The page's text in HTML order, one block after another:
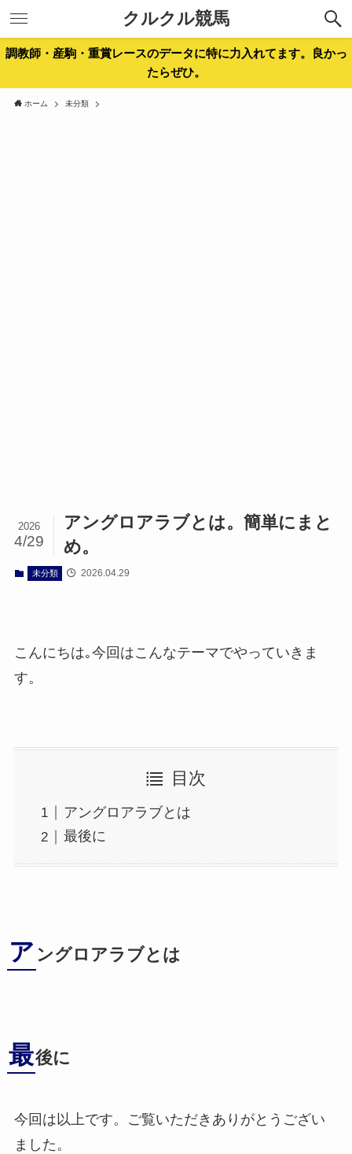
クルクル競馬
調教師・産駒・重賞レースのデータに特に力入れてます。良かっ
たらぜひ。
ホーム 未分類
アングロアラブとは。簡単にまと
め。
2026
4/29
未分類 2026.04.29
こんにちは｡今回はこんなテーマでやっていきま
す。
目次
アングロアラブとは
最後に
ア ングロアラブとは
最後に
今回は以上です。ご覧いただきありがとうござい
ました。